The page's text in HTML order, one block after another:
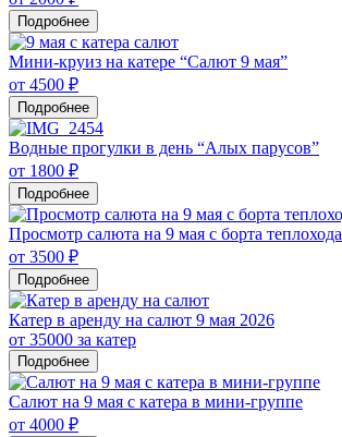
Подробнее
Мини-круиз на катере “Салют 9 мая”
от 4500 ₽
Подробнее
Водные прогулки в день “Алых парусов”
от 1800 ₽
Подробнее
Просмотр салюта на 9 мая с борта теплохода
от 3500 ₽
Подробнее
Катер в аренду на салют 9 мая 2026
от 35000 за катер
Подробнее
Салют на 9 мая с катера в мини-группе
от 4000 ₽